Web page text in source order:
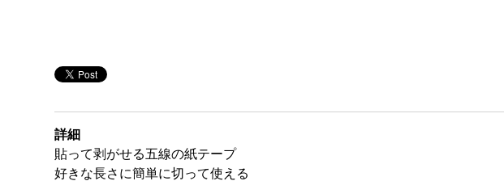
詳細
貼って剥がせる五線の紙テープ
好きな長さに簡単に切って使える